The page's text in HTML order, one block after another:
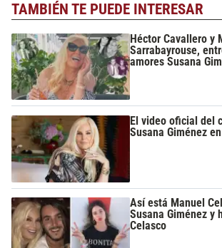
TAMBIÉN TE PUEDE INTERESAR
Héctor Cavallero y
Sarrabayrouse,
amores Susana
El video oficial del
Susana Giménez
Así está Manuel
Susana Giménez y
Celasco